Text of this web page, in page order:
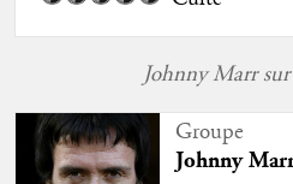
Johnny Marr
Groupe
Johnny